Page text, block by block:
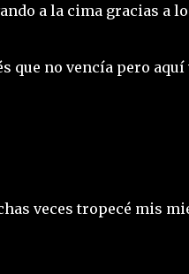
a la cima gracias a
que no vencía pero
veces tropecé mis